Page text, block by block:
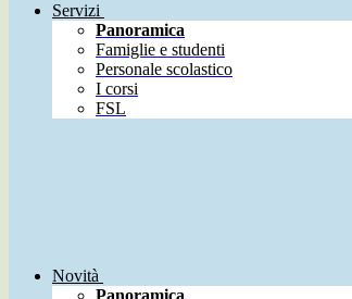
Servizi
Panoramica
Famiglie e studenti
Personale scolastico
I corsi
FSL
Novità